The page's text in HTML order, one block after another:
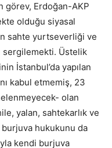
görev, Erdoğan-AKP
olduğu siyasal
sahte yurtseverliği ve
sergilemekti. Üstelik
İstanbul’da yapılan
kabul etmemiş, 23
olan
yalan, sahtekarlık ve
hukukunu da
kendi burjuva